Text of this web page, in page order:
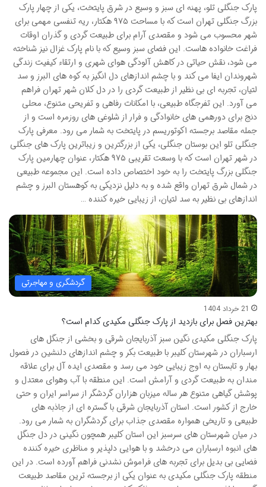
پارک جنگلی تلو، پهنه ای سبز و وسیع در شرق پایتخت، یکی از چهار پارک
بزرگ جنگلی تهران است که با مساحت ۹۷۵ هکتار، ریه تنفسی مهمی برای
شهر محسوب می شود و مقصدی آرام برای طبیعت گردی و گذران اوقات
فراغت خانواده هاست. این فضای سبز وسیع که با نام پارک غزال نیز شناخته
می شود، نقش حیاتی در کاهش آلودگی هوای شهری و ارتقاء کیفیت زندگی
شهروندان ایفا می کند و با چشم اندازهای دل انگیز به کوه های البرز و سد
لتیان، تجربه ای بی نظیر از طبیعت گردی را در دل کلان شهر تهران فراهم
می آورد. این تفرجگاه طبیعی، با امکانات رفاهی و تفریحی متنوع، محلی
دنج برای دورهمی های خانوادگی و فرار از شلوغی های روزمره است و از
جمله مقاصد برجسته اکوتوریسم در پایتخت به شمار می رود. معرفی پارک
جنگلی تلو این بوستان جنگلی، یکی از بزرگترین و زیباترین پارک های جنگلی
در شهر تهران است که با وسعت تقریبی ۹۷۵ هکتار، عنوان چهارمین پارک
جنگلی بزرگ پایتخت را به خود اختصاص داده است. این مجموعه طبیعی
در شمال شرق تهران واقع شده و به دلیل نزدیکی به کوهستان البرز و چشم
اندازهای بی نظیر به سد لتیان، از زیبایی خیره کننده …
گردشگری و مهاجرتی
21 خرداد 1404
بهترین فصل برای بازدید از پارک جنگلی مکیدی کدام است؟
پارک جنگلی مکیدی نگین سبز آذربایجان شرقی و بخشی از جنگل های
ارسباران در شهرستان کلیبر با طبیعت بکر و چشم اندازهای دلنشین در فصول
بهار و تابستان به اوج زیبایی خود می رسد و مقصدی ایده آل برای علاقه
مندان به طبیعت گردی و آرامش است. این منطقه با آب وهوای معتدل و
پوشش گیاهی متنوع هر ساله میزبان هزاران گردشگر از سراسر ایران و حتی
خارج از کشور است. استان آذربایجان شرقی با گستره ای از جاذبه های
طبیعی و تاریخی همواره مقصدی جذاب برای گردشگران به شمار می رود.
در میان شهرستان های سرسبز این استان کلیبر همچون نگینی در دل جنگل
های انبوه ارسباران می درخشد و با هوایی دلپذیر و مناظری خیره کننده
فضایی بی بدیل برای تجربه های فراموش نشدنی فراهم آورده است. در این
منطقه پارک جنگلی مکیدی به عنوان یکی از برجسته ترین مقاصد طبیعت